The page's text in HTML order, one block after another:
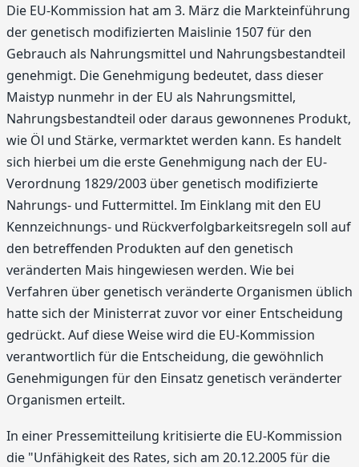
Die EU-Kommission hat am 3. März die Markteinführung
der genetisch modifizierten Maislinie 1507 für den
Gebrauch als Nahrungsmittel und Nahrungsbestandteil
genehmigt. Die Genehmigung bedeutet, dass dieser
Maistyp nunmehr in der EU als Nahrungsmittel,
Nahrungsbestandteil oder daraus gewonnenes Produkt,
wie Öl und Stärke, vermarktet werden kann. Es handelt
sich hierbei um die erste Genehmigung nach der EU-
Verordnung 1829/2003 über genetisch modifizierte
Nahrungs- und Futtermittel. Im Einklang mit den EU
Kennzeichnungs- und Rückverfolgbarkeitsregeln soll auf
den betreffenden Produkten auf den genetisch
veränderten Mais hingewiesen werden. Wie bei
Verfahren über genetisch veränderte Organismen üblich
hatte sich der Ministerrat zuvor vor einer Entscheidung
gedrückt. Auf diese Weise wird die EU-Kommission
verantwortlich für die Entscheidung, die gewöhnlich
Genehmigungen für den Einsatz genetisch veränderter
Organismen erteilt.
In einer Pressemitteilung kritisierte die EU-Kommission
die "Unfähigkeit des Rates, sich am 20.12.2005 für die